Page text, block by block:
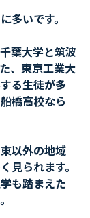
多いです。
葉大学と筑波
、東京工業大
る生徒が多
橋高校なら
以外の地域
見られます。
も踏まえた